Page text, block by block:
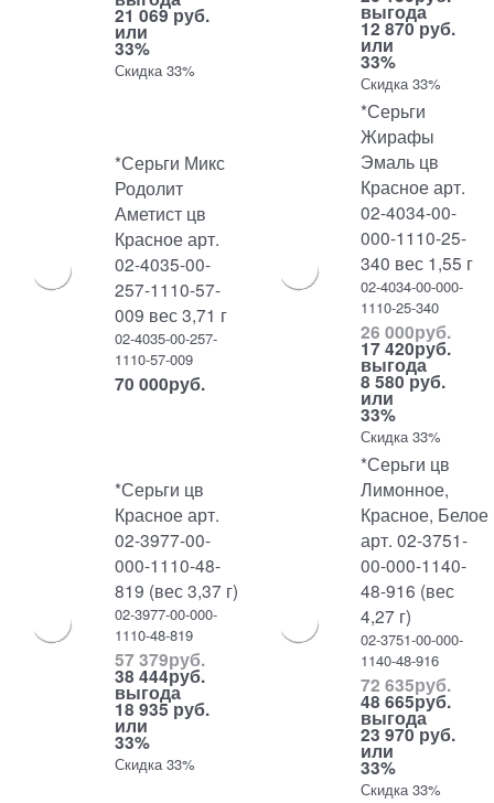
21 069 руб.
или
33%
Скидка 33%
выгода
12 870 руб.
или
33%
Скидка 33%
*Серьги Микс
Родолит
Аметист цв
Красное арт.
02-4035-00-
257-1110-57-
009 вес 3,71 г
02-4035-00-257-
1110-57-009
70 000руб.
*Серьги
Жирафы
Эмаль цв
Красное арт.
02-4034-00-
000-1110-25-
340 вес 1,55 г
02-4034-00-000-
1110-25-340
26 000руб.
17 420руб.
выгода
8 580 руб.
или
33%
Скидка 33%
*Серьги цв
Красное арт.
02-3977-00-
000-1110-48-
819 (вес 3,37 г)
02-3977-00-000-
1110-48-819
57 379руб.
38 444руб.
выгода
18 935 руб.
или
33%
Скидка 33%
*Серьги цв
Лимонное,
Красное, Белое
арт. 02-3751-
00-000-1140-
48-916 (вес
4,27 г)
02-3751-00-000-
1140-48-916
72 635руб.
48 665руб.
выгода
23 970 руб.
или
33%
Скидка 33%